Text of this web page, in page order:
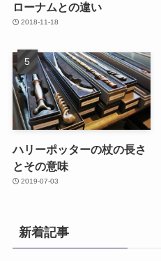
ローナムとの違い
2018-11-18
ハリーポッターの杖の長さ
とその意味
2019-07-03
新着記事